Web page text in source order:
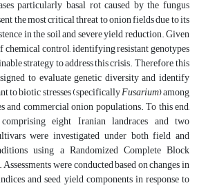
particularly basal rot caused by the fungus
the most critical threat to onion fields due to its
in the soil and severe yield reduction. Given
control, identifying resistant genotypes
strategy to address this crisis. Therefore, this
to evaluate genetic diversity and identify
to biotic stresses (specificallyFusarium) among
and commercial onion populations. To this end,
eight Iranian landraces and two
were investigated under both field and
using a Randomized Complete Block
were conducted based on changes in
and seed yield components in response to